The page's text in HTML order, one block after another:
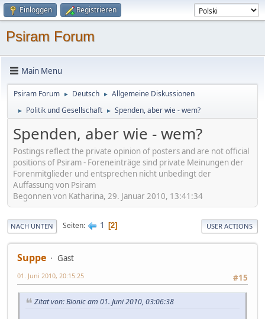
Einloggen Registrieren
Psiram Forum
Main Menu
Psiram Forum ► Deutsch ► Allgemeine Diskussionen
► Politik und Gesellschaft ► Spenden, aber wie - wem?
Spenden, aber wie - wem?
Postings reflect the private opinion of posters and are not official
positions of Psiram - Foreneinträge sind private Meinungen der
Forenmitglieder und entsprechen nicht unbedingt der
Auffassung von Psiram
Begonnen von Katharina, 29. Januar 2010, 13:41:34
NACH UNTEN Seiten 1 2 USER ACTIONS
Suppe
Gast
#15
01. Juni 2010, 20:15:25
Zitat von: Bionic am 01. Juni 2010, 03:06:38